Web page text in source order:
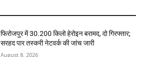
फिरोजपुर में 30.200 किलो हेरोइन बरामद, दो गिरफ्तार;
सरहद पार तस्करी नेटवर्क की जांच जारी
August 8, 2026